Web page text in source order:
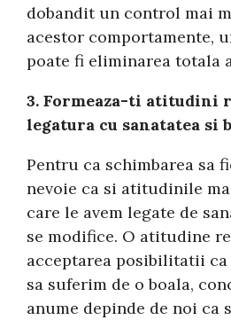
dobandit un control mai
acestor comportamente,
poate fi eliminarea totala
3. Formeaza-ti atitudini
legatura cu sanatatea si
Pentru ca schimbarea sa
nevoie ca si atitudinile mai
care le avem legate de
se modifice. O atitudine
acceptarea posibilitatii
sa suferim de o boala,
anume depinde de noi ca